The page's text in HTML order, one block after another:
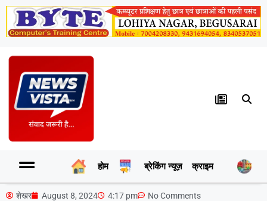
होम ब्रेकिंग न्यूज़ क्राइम
शेखर August 8, 2024 4:17 pm No Comments